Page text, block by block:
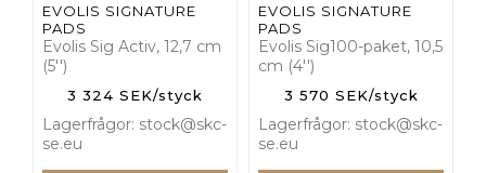
EVOLIS SIGNATURE
PADS
Evolis Sig Activ, 12,7 cm
(5'')
3 324 SEK/styck
Lagerfrågor: stock@skc-
se.eu
EVOLIS SIGNATURE
PADS
Evolis Sig100-paket, 10,5
cm (4'')
3 570 SEK/styck
Lagerfrågor: stock@skc-
se.eu